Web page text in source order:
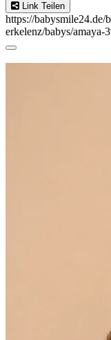
Link Teilen
https://babysmile24.de/
erkelenz/babys/amaya-